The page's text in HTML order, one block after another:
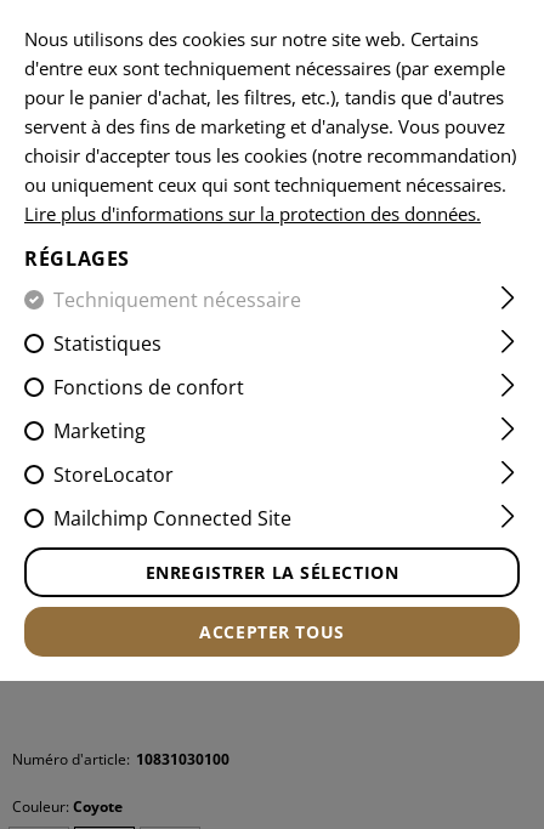
ACCUEIL EQUIPEMENTS SANGLES POUR ARMES 1
ONE POINT T-END SLING
SNAP HOOK
Numéro d'article: 10831030100
Couleur: Coyote
Nous utilisons des cookies sur notre site web. Certains
d'entre eux sont techniquement nécessaires (par exemple
pour le panier d'achat, les filtres, etc.), tandis que d'autres
servent à des fins de marketing et d'analyse. Vous pouvez
choisir d'accepter tous les cookies (notre recommandation)
ou uniquement ceux qui sont techniquement nécessaires.
Lire plus d'informations sur la protection des données.
RÉGLAGES
Techniquement nécessaire
Statistiques
Fonctions de confort
Marketing
StoreLocator
Mailchimp Connected Site
ENREGISTRER LA SÉLECTION
ACCEPTER TOUS